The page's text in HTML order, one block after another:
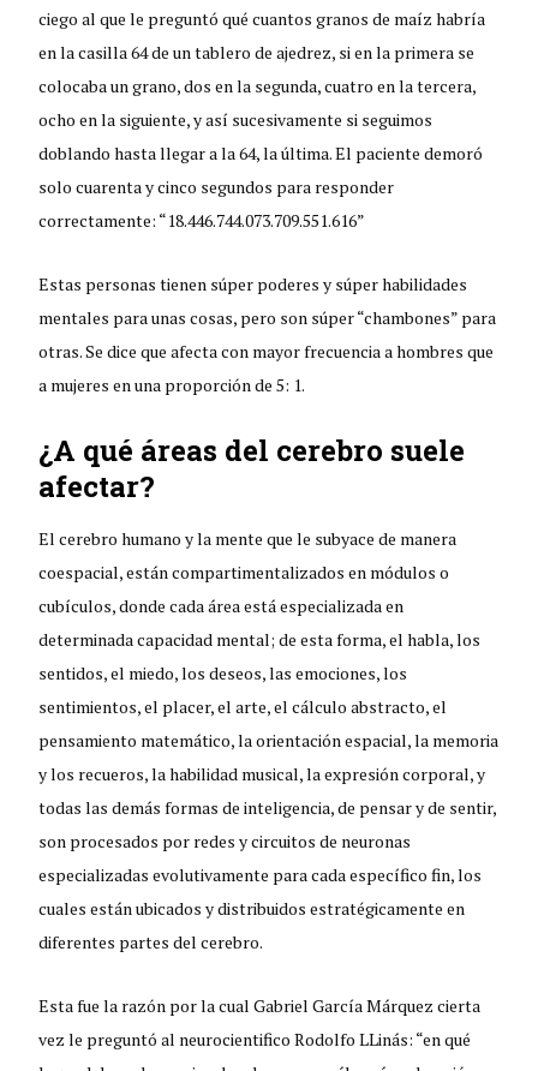
ciego al que le preguntó qué cuantos granos de maíz habría
en la casilla 64 de un tablero de ajedrez, si en la primera se
colocaba un grano, dos en la segunda, cuatro en la tercera,
ocho en la siguiente, y así sucesivamente si seguimos
doblando hasta llegar a la 64, la última. El paciente demoró
solo cuarenta y cinco segundos para responder
correctamente: “18.446.744.073.709.551.616”
Estas personas tienen súper poderes y súper habilidades
mentales para unas cosas, pero son súper “chambones” para
otras. Se dice que afecta con mayor frecuencia a hombres que
a mujeres en una proporción de 5: 1.
¿A qué áreas del cerebro suele
afectar?
El cerebro humano y la mente que le subyace de manera
coespacial, están compartimentalizados en módulos o
cubículos, donde cada área está especializada en
determinada capacidad mental; de esta forma, el habla, los
sentidos, el miedo, los deseos, las emociones, los
sentimientos, el placer, el arte, el cálculo abstracto, el
pensamiento matemático, la orientación espacial, la memoria
y los recueros, la habilidad musical, la expresión corporal, y
todas las demás formas de inteligencia, de pensar y de sentir,
son procesados por redes y circuitos de neuronas
especializadas evolutivamente para cada específico fin, los
cuales están ubicados y distribuidos estratégicamente en
diferentes partes del cerebro.
Esta fue la razón por la cual Gabriel García Márquez cierta
vez le preguntó al neurocientifico Rodolfo LLinás: “en qué